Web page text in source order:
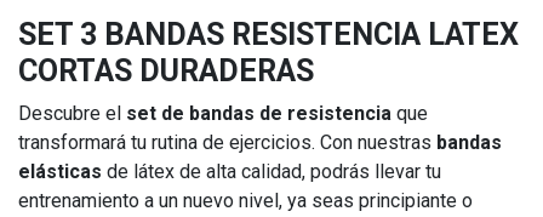
SET 3 BANDAS RESISTENCIA LATEX
CORTAS DURADERAS
Descubre el set de bandas de resistencia que
transformará tu rutina de ejercicios. Con nuestras bandas
elásticas de látex de alta calidad, podrás llevar tu
entrenamiento a un nuevo nivel, ya seas principiante o